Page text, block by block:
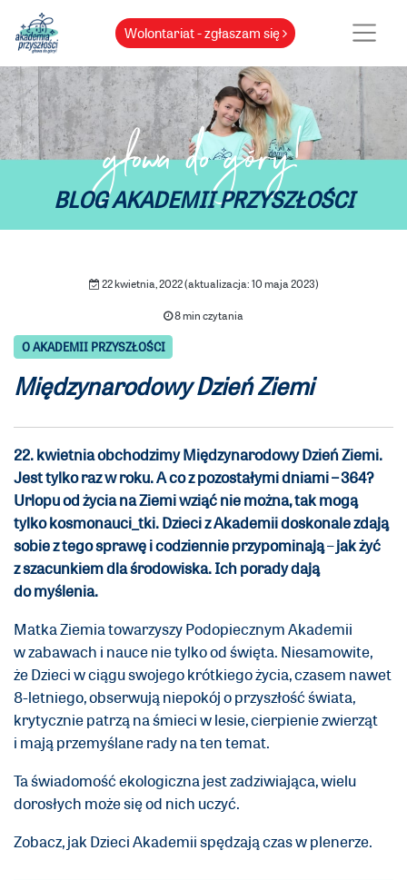
Wolontariat - zgłaszam się
głowa do góry!
BLOG AKADEMII PRZYSZŁOŚCI
22 kwietnia, 2022 (aktualizacja: 10 maja 2023)
8 min czytania
O AKADEMII PRZYSZŁOŚCI
Międzynarodowy Dzień Ziemi
22. kwietnia obchodzimy Międzynarodowy Dzień Ziemi.
Jest tylko raz w roku. A co z pozostałymi dniami – 364?
Urlopu od życia na Ziemi wziąć nie można, tak mogą
tylko kosmonauci_tki. Dzieci z Akademii doskonale zdają
sobie z tego sprawę i codziennie przypominają–jak żyć
z szacunkiem dla środowiska. Ich porady dają
do myślenia.
Matka Ziemia towarzyszy Podopiecznym Akademii
w zabawach i nauce nie tylko od święta. Niesamowite,
że Dzieci w ciągu swojego krótkiego życia, czasem nawet
8-letniego, obserwują niepokój o przyszłość świata,
krytycznie patrzą na śmieci w lesie, cierpienie zwierząt
i mają przemyślane rady na ten temat.
Ta świadomość ekologiczna jest zadziwiająca, wielu
dorosłych może się od nich uczyć.
Zobacz, jak Dzieci Akademii spędzają czas w plenerze.